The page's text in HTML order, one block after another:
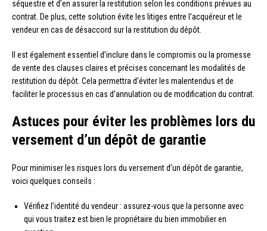
séquestre et d’en assurer la restitution selon les conditions prévues au
contrat. De plus, cette solution évite les litiges entre l’acquéreur et le
vendeur en cas de désaccord sur la restitution du dépôt.
Il est également essentiel d’inclure dans le compromis ou la promesse
de vente des clauses claires et précises concernant les modalités de
restitution du dépôt. Cela permettra d’éviter les malentendus et de
faciliter le processus en cas d’annulation ou de modification du contrat.
Astuces pour éviter les problèmes lors du
versement d’un dépôt de garantie
Pour minimiser les risques lors du versement d’un dépôt de garantie,
voici quelques conseils :
Vérifiez l’identité du vendeur : assurez-vous que la personne avec
qui vous traitez est bien le propriétaire du bien immobilier en